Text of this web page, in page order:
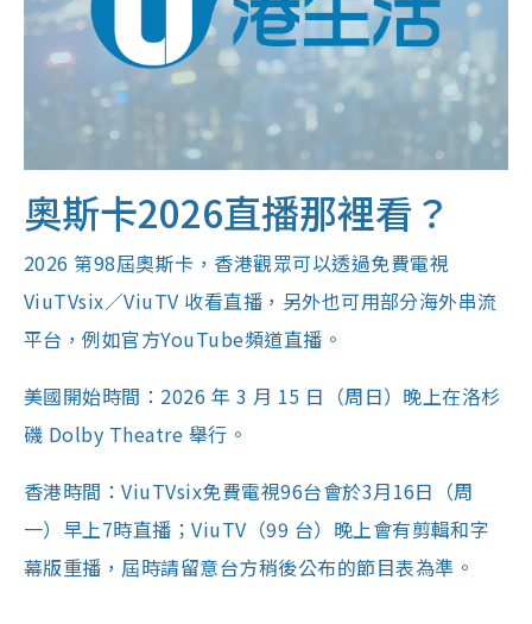
奧斯卡2026直播那裡看？
2026 第98屆奧斯卡，香港觀眾可以透過免費電視
ViuTVsix／ViuTV 收看直播，另外也可用部分海外串流
平台，例如官方YouTube頻道直播。
美國開始時間：2026 年 3 月 15 日（周日）晚上在洛杉
磯 Dolby Theatre 舉行。
香港時間：ViuTVsix免費電視96台會於3月16日（周
一）早上7時直播；ViuTV（99 台）晚上會有剪輯和字
幕版重播，屆時請留意台方稍後公布的節目表為準。